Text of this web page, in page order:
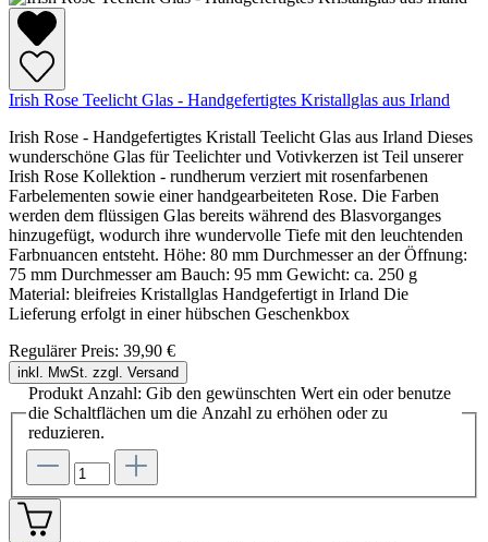
Irish Rose Teelicht Glas - Handgefertigtes Kristallglas aus Irland
Irish Rose - Handgefertigtes Kristall Teelicht Glas aus Irland Dieses
wunderschöne Glas für Teelichter und Votivkerzen ist Teil unserer
Irish Rose Kollektion - rundherum verziert mit rosenfarbenen
Farbelementen sowie einer handgearbeiteten Rose. Die Farben
werden dem flüssigen Glas bereits während des Blasvorganges
hinzugefügt, wodurch ihre wundervolle Tiefe mit den leuchtenden
Farbnuancen entsteht. Höhe: 80 mm Durchmesser an der Öffnung:
75 mm Durchmesser am Bauch: 95 mm Gewicht: ca. 250 g
Material: bleifreies Kristallglas Handgefertigt in Irland Die
Lieferung erfolgt in einer hübschen Geschenkbox
Regulärer Preis: 39,90 €
inkl. MwSt. zzgl. Versand
Produkt Anzahl: Gib den gewünschten Wert ein oder benutze
die Schaltflächen um die Anzahl zu erhöhen oder zu
reduzieren.